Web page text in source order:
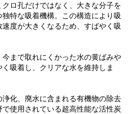
ロ孔だけではなく、大きな分子を
特な吸着機構。この構造により吸
度が大きくなるため、すばやく吸
まで取れにくかった水の黄ばみや
吸着し、クリアな水を維持しま
化、廃水に含まれる有機物の除去
使用されている超高性能な活性炭